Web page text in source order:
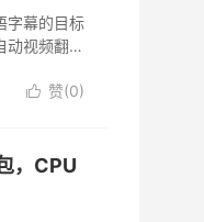
字幕的目标
视频翻译
 赞(0)
，CPU